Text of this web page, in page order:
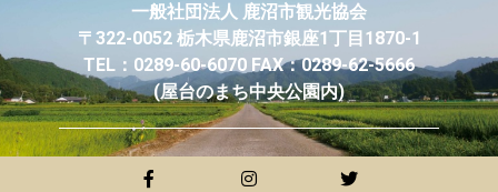
一般社団法人 鹿沼市観光協会
〒322-0052 栃木県鹿沼市銀座1丁目1870-1
TEL：0289-60-6070 FAX：0289-62-5666
(屋台のまち中央公園内)